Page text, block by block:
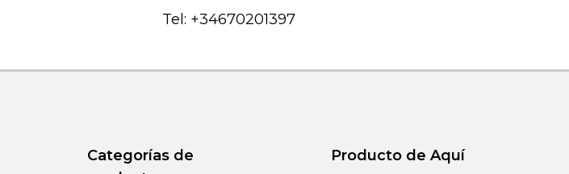
Tel: +34670201397
Categorías de
Producto de Aquí